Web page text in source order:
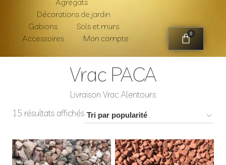
Agrégats
Décorations de jardin
Gabions
Sols et murs
Accessoires
Mon compte 0
Vrac PACA
Livraison Vrac Alentours
15 résultats affichés